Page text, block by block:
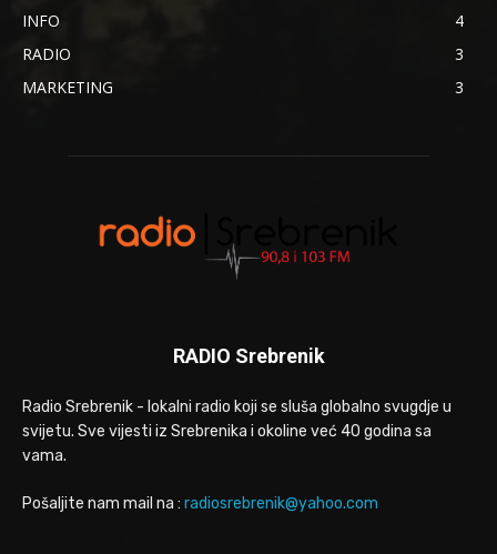
INFO
4
RADIO
3
MARKETING
3
RADIO Srebrenik
Radio Srebrenik - lokalni radio koji se sluša globalno svugdje u
svijetu. Sve vijesti iz Srebrenika i okoline već 40 godina sa
vama.
Pošaljite nam mail na : radiosrebrenik@yahoo.com